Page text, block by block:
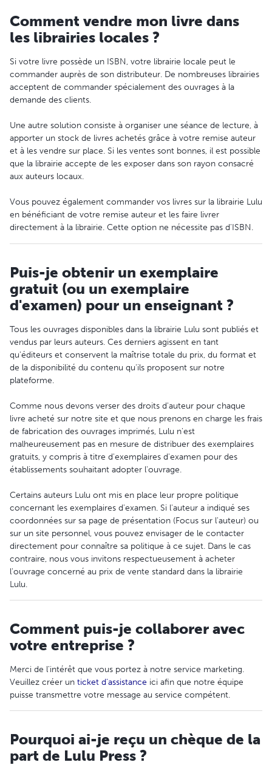
Comment vendre mon livre dans
les librairies locales ?
Si votre livre possède un ISBN, votre librairie locale peut le
commander auprès de son distributeur. De nombreuses librairies
acceptent de commander spécialement des ouvrages à la
demande des clients.
Une autre solution consiste à organiser une séance de lecture, à
apporter un stock de livres achetés grâce à votre remise auteur
et à les vendre sur place. Si les ventes sont bonnes, il est possible
que la librairie accepte de les exposer dans son rayon consacré
aux auteurs locaux.
Vous pouvez également commander vos livres sur la librairie Lulu
en bénéficiant de votre remise auteur et les faire livrer
directement à la librairie. Cette option ne nécessite pas d'ISBN.
Puis-je obtenir un exemplaire
gratuit (ou un exemplaire
d'examen) pour un enseignant ?
Tous les ouvrages disponibles dans la librairie Lulu sont publiés et
vendus par leurs auteurs. Ces derniers agissent en tant
qu'éditeurs et conservent la maîtrise totale du prix, du format et
de la disponibilité du contenu qu'ils proposent sur notre
plateforme.
Comme nous devons verser des droits d'auteur pour chaque
livre acheté sur notre site et que nous prenons en charge les frais
de fabrication des ouvrages imprimés, Lulu n'est
malheureusement pas en mesure de distribuer des exemplaires
gratuits, y compris à titre d'exemplaires d'examen pour des
établissements souhaitant adopter l'ouvrage.
Certains auteurs Lulu ont mis en place leur propre politique
concernant les exemplaires d'examen. Si l'auteur a indiqué ses
coordonnées sur sa page de présentation (Focus sur l'auteur) ou
sur un site personnel, vous pouvez envisager de le contacter
directement pour connaître sa politique à ce sujet. Dans le cas
contraire, nous vous invitons respectueusement à acheter
l'ouvrage concerné au prix de vente standard dans la librairie
Lulu.
Comment puis-je collaborer avec
votre entreprise ?
Merci de l'intérêt que vous portez à notre service marketing.
Veuillez créer un ticket d'assistance ici afin que notre équipe
puisse transmettre votre message au service compétent.
Pourquoi ai-je reçu un chèque de la
part de Lulu Press ?